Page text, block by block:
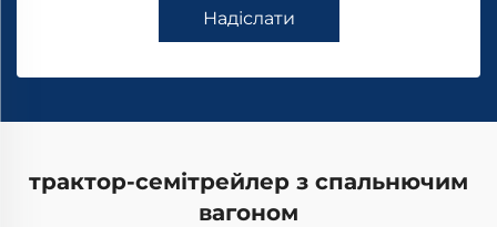
Надіслати
трактор-семітрейлер з спальнючим
вагоном